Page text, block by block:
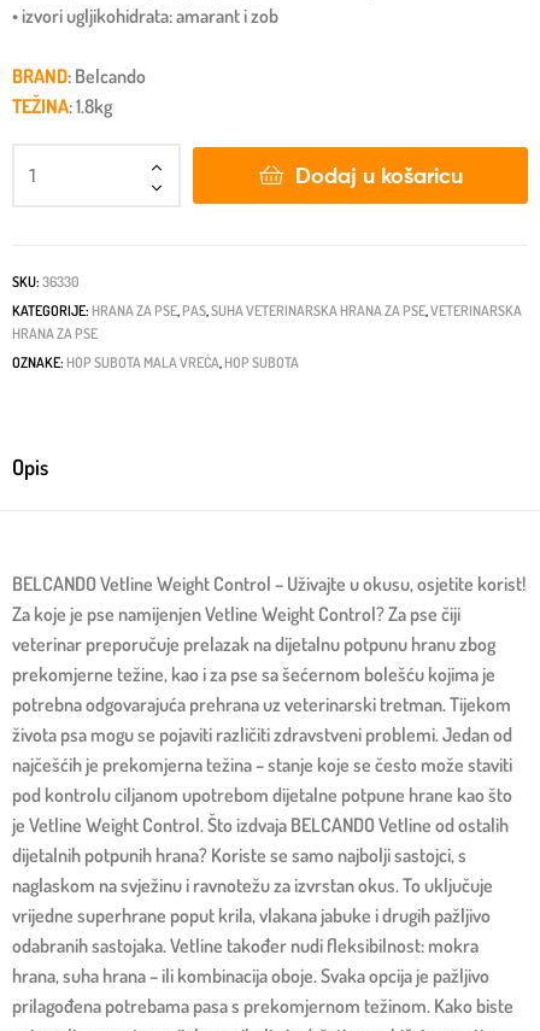
• izvori ugljikohidrata: amarant i zob
BRAND: Belcando
TEŽINA: 1.8kg
Dodaj u košaricu
SKU: 36330
KATEGORIJE: HRANA ZA PSE, PAS,SUHA VETERINARSKA HRANA ZA PSE,VETERINARSKA
HRANA ZA PSE
OZNAKE: HOP SUBOTA MALA VREĆA, HOP SUBOTA
Opis
BELCANDO Vetline Weight Control – Uživajte u okusu, osjetite korist!
Za koje je pse namijenjen Vetline Weight Control? Za pse čiji
veterinar preporučuje prelazak na dijetalnu potpunu hranu zbog
prekomjerne težine, kao i za pse sa šećernom bolešću kojima je
potrebna odgovarajuća prehrana uz veterinarski tretman. Tijekom
života psa mogu se pojaviti različiti zdravstveni problemi. Jedan od
najčešćih je prekomjerna težina – stanje koje se često može staviti
pod kontrolu ciljanom upotrebom dijetalne potpune hrane kao što
je Vetline Weight Control. Što izdvaja BELCANDO Vetline od ostalih
dijetalnih potpunih hrana? Koriste se samo najbolji sastojci, s
naglaskom na svježinu i ravnotežu za izvrstan okus. To uključuje
vrijedne superhrane poput krila, vlakana jabuke i drugih pažljivo
odabranih sastojaka. Vetline također nudi fleksibilnost: mokra
hrana, suha hrana – ili kombinacija oboje. Svaka opcija je pažljivo
prilagođena potrebama pasa s prekomjernom težinom. Kako biste